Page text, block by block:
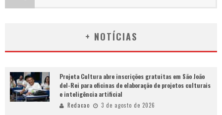
+ NOTÍCIAS
Projeta Cultura abre inscrições gratuitas em São João
del-Rei para oficinas de elaboração de projetos culturais
e inteligência artificial
Redacao 3 de agosto de 2026